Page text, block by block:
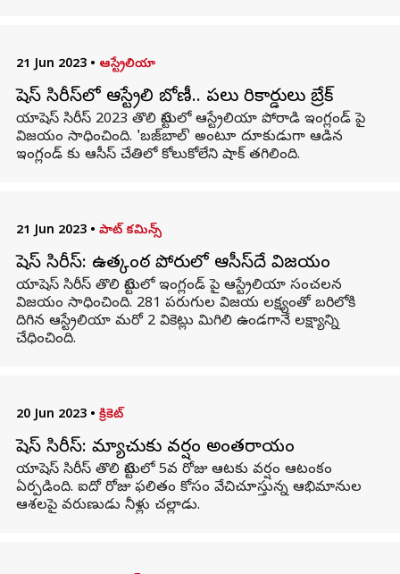
21 Jun 2023 • ఆస్ట్రేలియా
యాషెస్ సిరీస్‌లో ఆస్ట్రేలియా బోణీ.. పలు రికార్డులు బ్రేక్
యాషెస్ సిరీస్ 2023 తొలి టెస్టులో ఆస్ట్రేలియా పోరాడి ఇంగ్లండ్ పై
విజయం సాధించింది. 'బజ్‌బాల్' అంటూ దూకుడుగా ఆడిన
ఇంగ్లండ్ కు ఆసీస్ చేతిలో కోలుకోలేని షాక్ తగిలింది.
21 Jun 2023 • పాట్ కమిన్స్
యాషెస్ సిరీస్: ఉత్కంఠ పోరులో ఆసీస్‌దే విజయం
యాషెస్ సిరీస్ తొలి టెస్టులో ఇంగ్లండ్ పై ఆస్ట్రేలియా సంచలన
విజయం సాధించింది. 281 పరుగుల విజయ లక్ష్యంతో బరిలోకి
దిగిన ఆస్ట్రేలియా మరో 2 వికెట్లు మిగిలి ఉండగానే లక్ష్యాన్ని
చేధించింది.
20 Jun 2023 • క్రికెట్
యాషెస్ సిరీస్: మ్యాచుకు వర్షం అంతరాయం
యాషెస్ సిరీస్ తొలి టెస్టులో 5వ రోజు ఆటకు వర్షం ఆటంకం
ఏర్పడింది. ఐదో రోజు ఫలితం కోసం వేచిచూస్తున్న ఆభిమానుల
ఆశలపై వరుణుడు నీళ్లు చల్లాడు.